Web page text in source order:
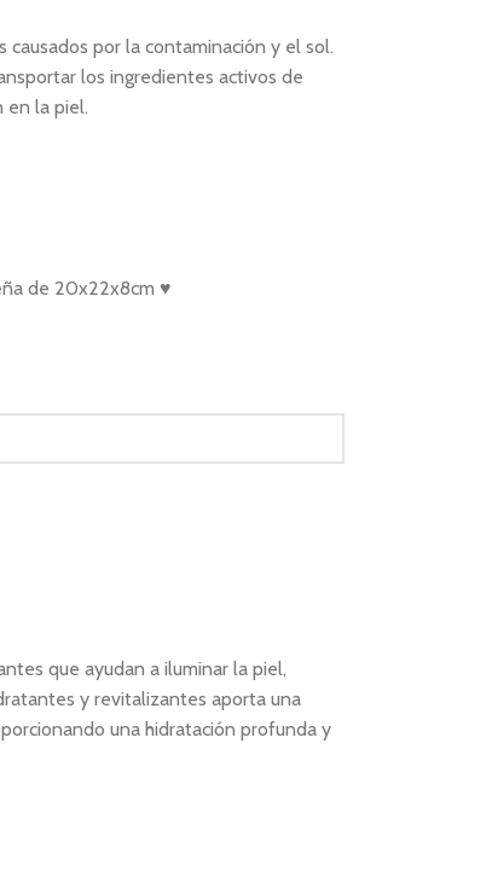
por la contaminación y el sol.
los ingredientes activos de
en la piel.
de 20x22x8cm ♥
que ayudan a iluminar la piel,
y revitalizantes aporta una
una hidratación profunda y